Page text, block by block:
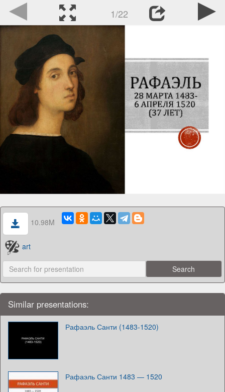
1/22
10.98M
art
Similar presentations:
Рафаэль Санти (1483-1520)
Рафаэль Санти 1483 — 1520